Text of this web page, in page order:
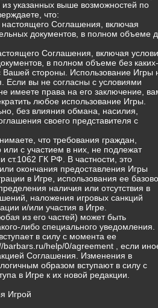
указанных выше возможностей по
что:
Соглашения, включая
документов, в полном объеме
Соглашения, включая
в полном объеме без каких-
Вашей стороны. Использование Игры
Если вы не согласны с условиями
имеете права на его заключение,
любое использование Игры.
без влияния обмана, насилия,
своего представителя с
что требования граждан,
или с участием в них, не подлежат
ст.1062 ГК РФ. В частности, это
окончания предоставления Игры
в Игре, использования ее
наличия или отсутствия в
наложения игровых санкций
и/или участия в Игре.
из его частей) может быть
либо специального уведомления.
в силу с момента ее
help/0/agreement , если
Соглашения. Изменения в
образом вступают в силу с
в Игре к их новой редакции.
Игрой